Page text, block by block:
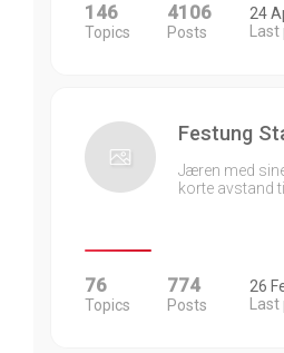
146
Topics
4106
Posts
24
Festung
Jæren med
korte avstand
76
Topics
774
Posts
26